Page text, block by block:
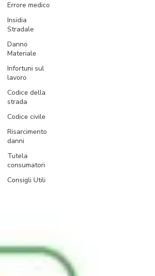
Errore medico
Insidia
Stradale
Danno
Materiale
Infortuni sul
lavoro
Codice della
strada
Codice civile
Risarcimento
danni
Tutela
consumatori
Consigli Utili